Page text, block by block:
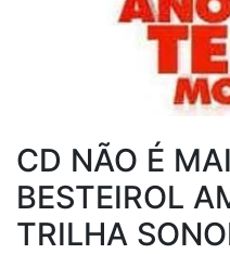
CD NÃO É
BESTEIROL
TRILHA